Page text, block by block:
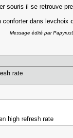
souris il se retrouve
dans levchoix
Message édité par
rate
high refresh rate